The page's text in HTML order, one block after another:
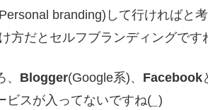
branding)して行ければと
方だとセルフブランディングです
Blogger(Google系)、 Facebook
ビスが入ってないですね( )